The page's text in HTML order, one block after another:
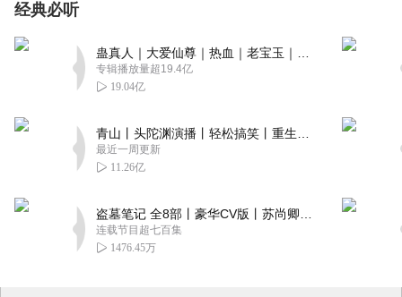
经典必听
专辑播放量超19.4亿
19.04亿
最近一周更新
11.26亿
连载节目超七百集
1476.45万